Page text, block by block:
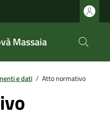
Massaia
e dati / Atto normativo